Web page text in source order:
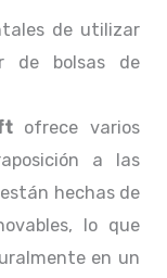
de utilizar
de bolsas de
ofrece varios
a las
hechas de
lo que
en un